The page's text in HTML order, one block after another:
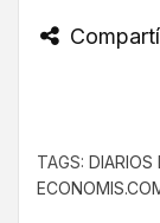
TAGS: DIARIOS